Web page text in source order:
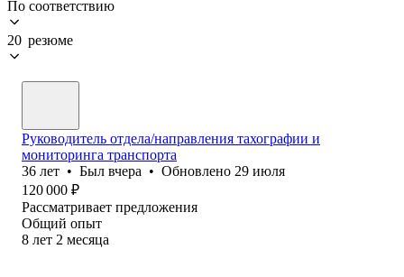
По соответствию
20 резюме
Руководитель отдела/направления тахографии и
мониторинга транспорта
36 лет • Был вчера • Обновлено 29 июля
120 000 ₽
Рассматривает предложения
Общий опыт
8 лет 2 месяца